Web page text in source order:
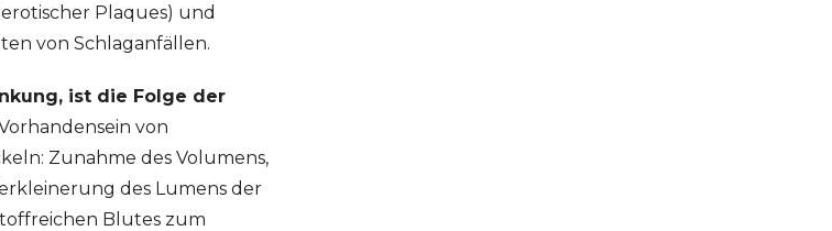
Plaques) und
von Schlaganfällen.
ist die Folge der
von
Zunahme des Volumens,
des Lumens der
Blutes zum